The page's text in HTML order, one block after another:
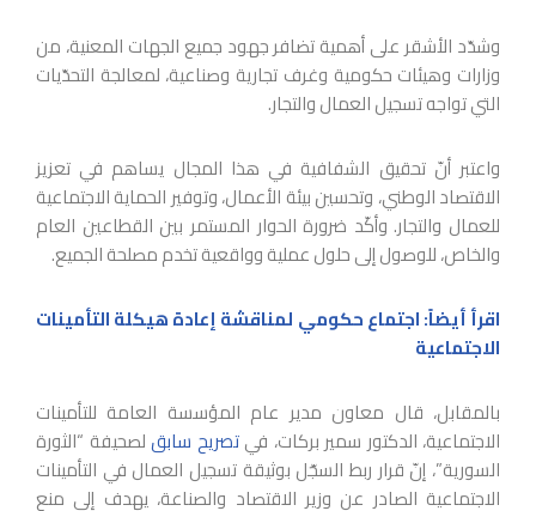
وشدّد الأشقر على أهمية تضافر جهود جميع الجهات المعنية، من
وزارات وهيئات حكومية وغرف تجارية وصناعية، لمعالجة التحدّيات
التي تواجه تسجيل العمال والتجار.
واعتبر أنّ تحقيق الشفافية في هذا المجال يساهم في تعزيز
الاقتصاد الوطني، وتحسين بيئة الأعمال، وتوفير الحماية الاجتماعية
للعمال والتجار. وأكّد ضرورة الحوار المستمر بين القطاعين العام
والخاص، للوصول إلى حلول عملية وواقعية تخدم مصلحة الجميع.
اقرأ أيضاً: اجتماع حكومي لمناقشة إعادة هيكلة التأمينات
الاجتماعية
بالمقابل، قال معاون مدير عام المؤسسة العامة للتأمينات
الاجتماعية، الدكتور سمير بركات، فيتصريح سابقلصحيفة “الثورة
السورية”، إنّ قرار ربط السجّل بوثيقة تسجيل العمال في التأمينات
الاجتماعية الصادر عن وزير الاقتصاد والصناعة، يهدف إلى منع